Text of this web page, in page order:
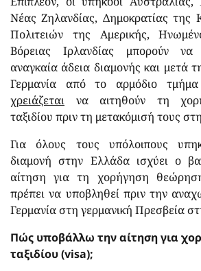
Νέας Ζηλανδίας, Δημοκρατίας
Πολιτειών της Αμερικής,
Βόρειας Ιρλανδίας μπορούν
αναγκαία άδεια διαμονής και μετά
Γερμανία από το αρμόδιο
χρειάζεται να αιτηθούν τη
ταξιδίου πριν τη μετακόμισή τους
Για όλους τους υπόλοιπους
διαμονή στην Ελλάδα ισχύει ο
αίτηση για τη χορήγηση
πρέπει να υποβληθεί πριν την
Γερμανία στη γερμανική Πρεσβεία
Πώς υποβάλλω την αίτηση για
ταξιδίου (visa);